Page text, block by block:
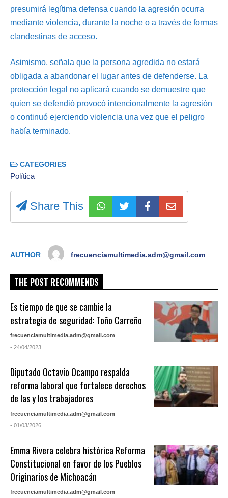
presumirá legítima defensa cuando la agresión ocurra
mediante violencia, durante la noche o a través de formas
clandestinas de acceso.
Asimismo, señala que la persona agredida no estará
obligada a abandonar el lugar antes de defenderse. La
protección legal no aplicará cuando se demuestre que
quien se defendió provocó intencionalmente la agresión
o continuó ejerciendo violencia una vez que el peligro
había terminado.
CATEGORIES
Política
Share This
AUTHOR frecuenciamultimedia.adm@gmail.com
THE POST RECOMMENDS
Es tiempo de que se cambie la
estrategia de seguridad: Toño Carreño
frecuenciamultimedia.adm@gmail.com
- 24/04/2023
Diputado Octavio Ocampo respalda
reforma laboral que fortalece derechos
de las y los trabajadores
frecuenciamultimedia.adm@gmail.com
- 01/03/2026
Emma Rivera celebra histórica Reforma
Constitucional en favor de los Pueblos
Originarios de Michoacán
frecuenciamultimedia.adm@gmail.com